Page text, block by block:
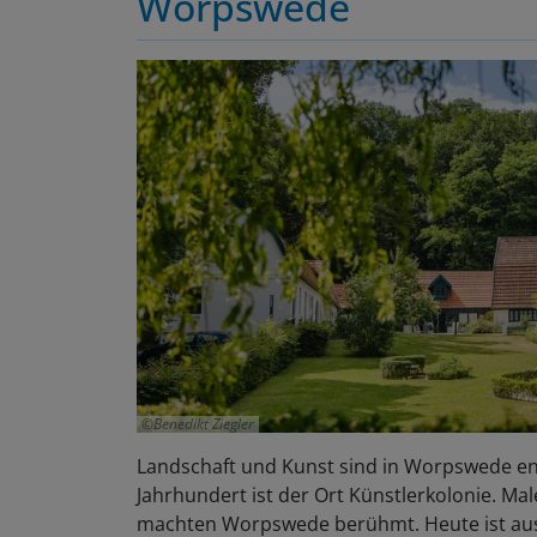
Benedikt Ziegler
Landschaft und Kunst sind in Worpswede
Jahrhundert ist der Ort Künstlerkolonie.
machten Worpswede berühmt. Heute ist